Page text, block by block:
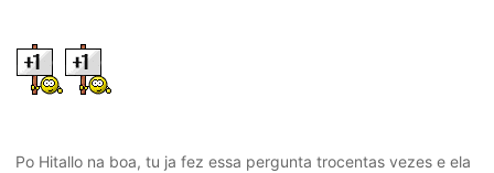
Po Hitallo na boa, tu ja fez essa pergunta trocentas vezes e ela